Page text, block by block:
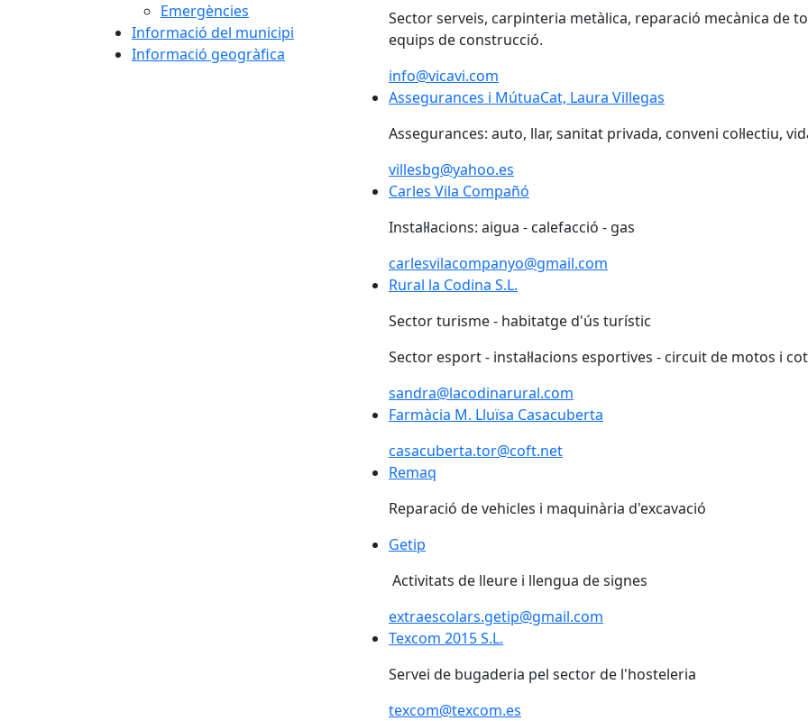
Emergències
Informació del municipi
Informació geogràfica
Sector serveis, carpinteria metàlica, reparació mecànica de
equips de construcció.
info@vicavi.com
Assegurances i MútuaCat, Laura Villegas
Assegurances: auto, llar, sanitat privada, conveni col·lectiu,
villesbg@yahoo.es
Carles Vila Compañó
Instal·lacions: aigua - calefacció - gas
carlesvilacompanyo@gmail.com
Rural la Codina S.L.
Sector turisme - habitatge d'ús turístic
Sector esport - instal·lacions esportives - circuit de motos i
sandra@lacodinarural.com
Farmàcia M. Lluïsa Casacuberta
casacuberta.tor@coft.net
Remaq
Reparació de vehicles i maquinària d'excavació
Getip
Activitats de lleure i llengua de signes
extraescolars.getip@gmail.com
Texcom 2015 S.L.
Servei de bugaderia pel sector de l'hosteleria
texcom@texcom.es